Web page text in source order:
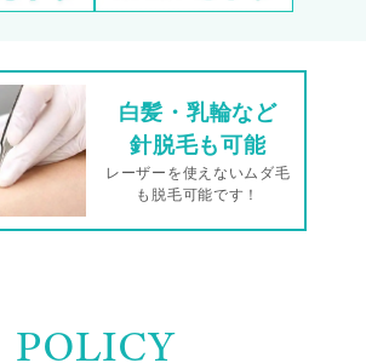
白髪・乳輪など
針脱毛も可能
レーザーを使えないムダ毛
も脱毛可能です！
POLICY